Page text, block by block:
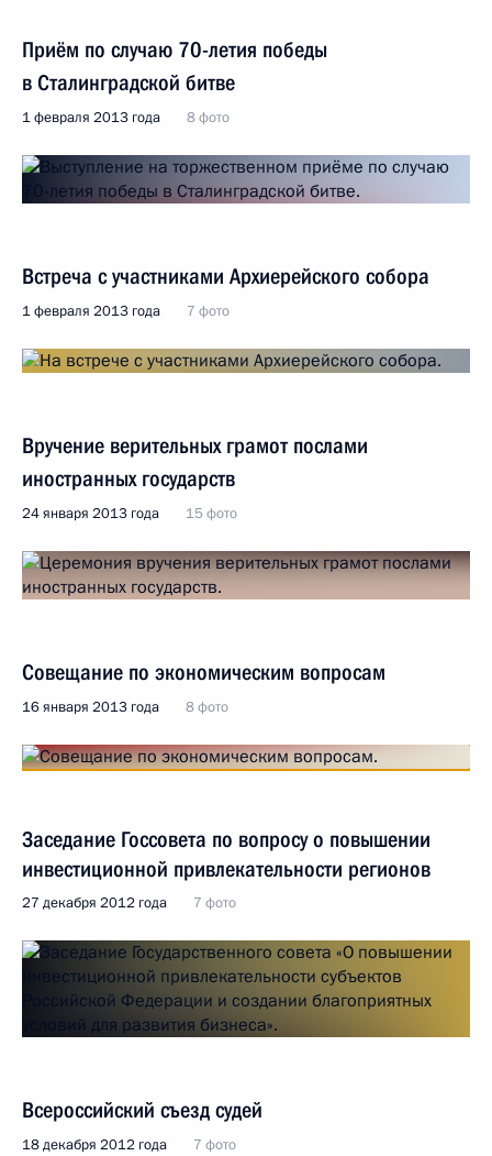
Приём по случаю 70-летия победы
в Сталинградской битве
1 февраля 2013 года 8 фото
Встреча с участниками Архиерейского собора
1 февраля 2013 года 7 фото
Вручение верительных грамот послами
иностранных государств
24 января 2013 года 15 фото
Совещание по экономическим вопросам
16 января 2013 года 8 фото
Заседание Госсовета по вопросу о повышении
инвестиционной привлекательности регионов
27 декабря 2012 года 7 фото
Всероссийский съезд судей
18 декабря 2012 года 7 фото